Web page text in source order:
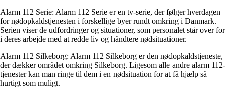
Alarm 112 Serie: Alarm 112 Serie er en tv-serie, der følger hverdagen
for nødopkaldstjenesten i forskellige byer rundt omkring i Danmark.
Serien viser de udfordringer og situationer, som personalet står over for
i deres arbejde med at redde liv og håndtere nødsituationer.
Alarm 112 Silkeborg: Alarm 112 Silkeborg er den nødopkaldstjeneste,
der dækker området omkring Silkeborg. Ligesom alle andre alarm 112-
tjenester kan man ringe til dem i en nødsituation for at få hjælp så
hurtigt som muligt.